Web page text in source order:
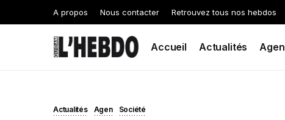
A propos Nous contacter Retrouvez tous nos hebdos
Accueil Actualités Agen
Actualités Agen Société